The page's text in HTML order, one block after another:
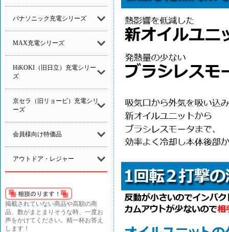
パナソニック充電シリーズ
MAX充電シリーズ
HiKOKI（旧日立）充電シリー
ズ
京セラ（旧リョービ）充電シリ
ーズ
会員様向け特価品
アウトドア・レジャー
掲載されていない商品や高額の商
品、数がまとまりそうな時、一度お
声をかけてください。精一杯お答え
します！